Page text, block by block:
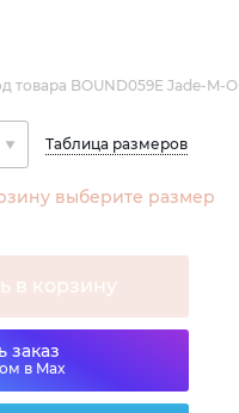
товара BOUND059E Jade-M-O
Таблица размеров
выберите размер
в корзину
заказ
в Max